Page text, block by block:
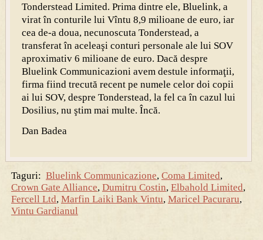
Tonderstead Limited. Prima dintre ele, Bluelink, a
virat în conturile lui Vîntu 8,9 milioane de euro, iar
cea de-a doua, necunoscuta Tonderstead, a
transferat în aceleaşi conturi personale ale lui SOV
aproximativ 6 milioane de euro. Dacă despre
Bluelink Communicazioni avem destule informaţii,
firma fiind trecută recent pe numele celor doi copii
ai lui SOV, despre Tonderstead, la fel ca în cazul lui
Dosilius, nu ştim mai multe. Încă.
Dan Badea
Taguri: Bluelink Communicazione, Coma Limited,
Crown Gate Alliance, Dumitru Costin, Elbahold Limited,
Fercell Ltd, Marfin Laiki Bank Vintu, Maricel Pacuraru,
Vintu Gardianul